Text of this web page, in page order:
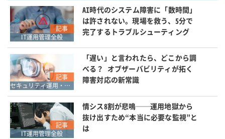
記事
IT運用管理全般
AI時代のシステム障害に「数時間」
は許されない。現場を救う、5分で
完了するトラブルシューティング
記事
セキュリティ運用・SOC・SIEM・ログ管理
「遅い」と言われたら、どこから調
べる？ オブザーバビリティが拓く
障害対応の新常識
記事
IT運用管理全般
情シス8割が悲鳴──運用地獄から
抜け出すため“本当に必要な監視”と
は